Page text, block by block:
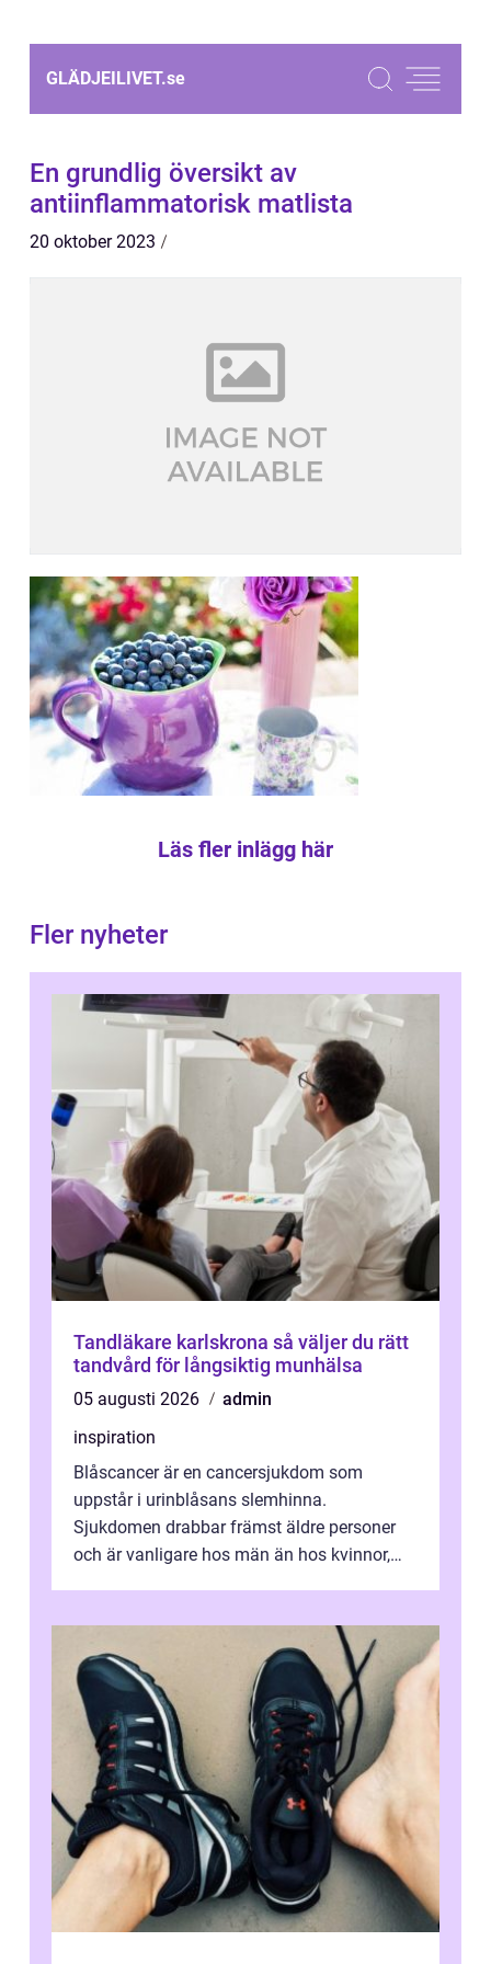
GLÄDJEILIVET.se
En grundlig översikt av
antiinflammatorisk matlista
20 oktober 2023
Läs fler inlägg här
Fler nyheter
Tandläkare karlskrona så väljer du rätt
tandvård för långsiktig munhälsa
05 augusti 2026
admin
inspiration
Blåscancer är en cancersjukdom som
uppstår i urinblåsans slemhinna.
Sjukdomen drabbar främst äldre personer
och är vanligare hos män än hos kvinnor,